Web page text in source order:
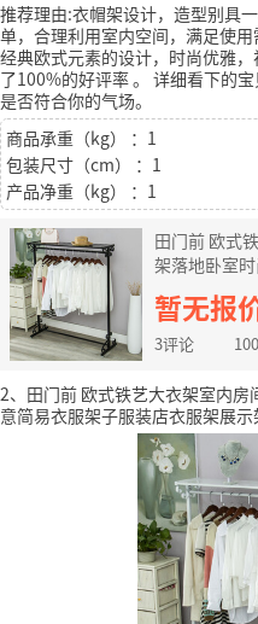
推荐理由:衣帽架设计，造型别具
单，合理利用室内空间，满足使用
经典欧式元素的设计，时尚优雅，
了100%的好评率。 详细看下的
是否符合你的气场。
商品承重（kg） ：1
包装尺寸（cm） ：1
产品净重（kg） ：1
田门前 欧式
架落地卧室
示架 长100*
暂无报
3评论
2、田门前 欧式铁艺大衣架室内
意简易衣服架子服装店衣服架展